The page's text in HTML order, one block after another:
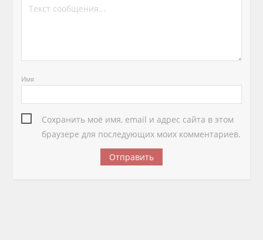
Имя
Сохранить моё имя, email и адрес сайта в этом
браузере для последующих моих комментариев.